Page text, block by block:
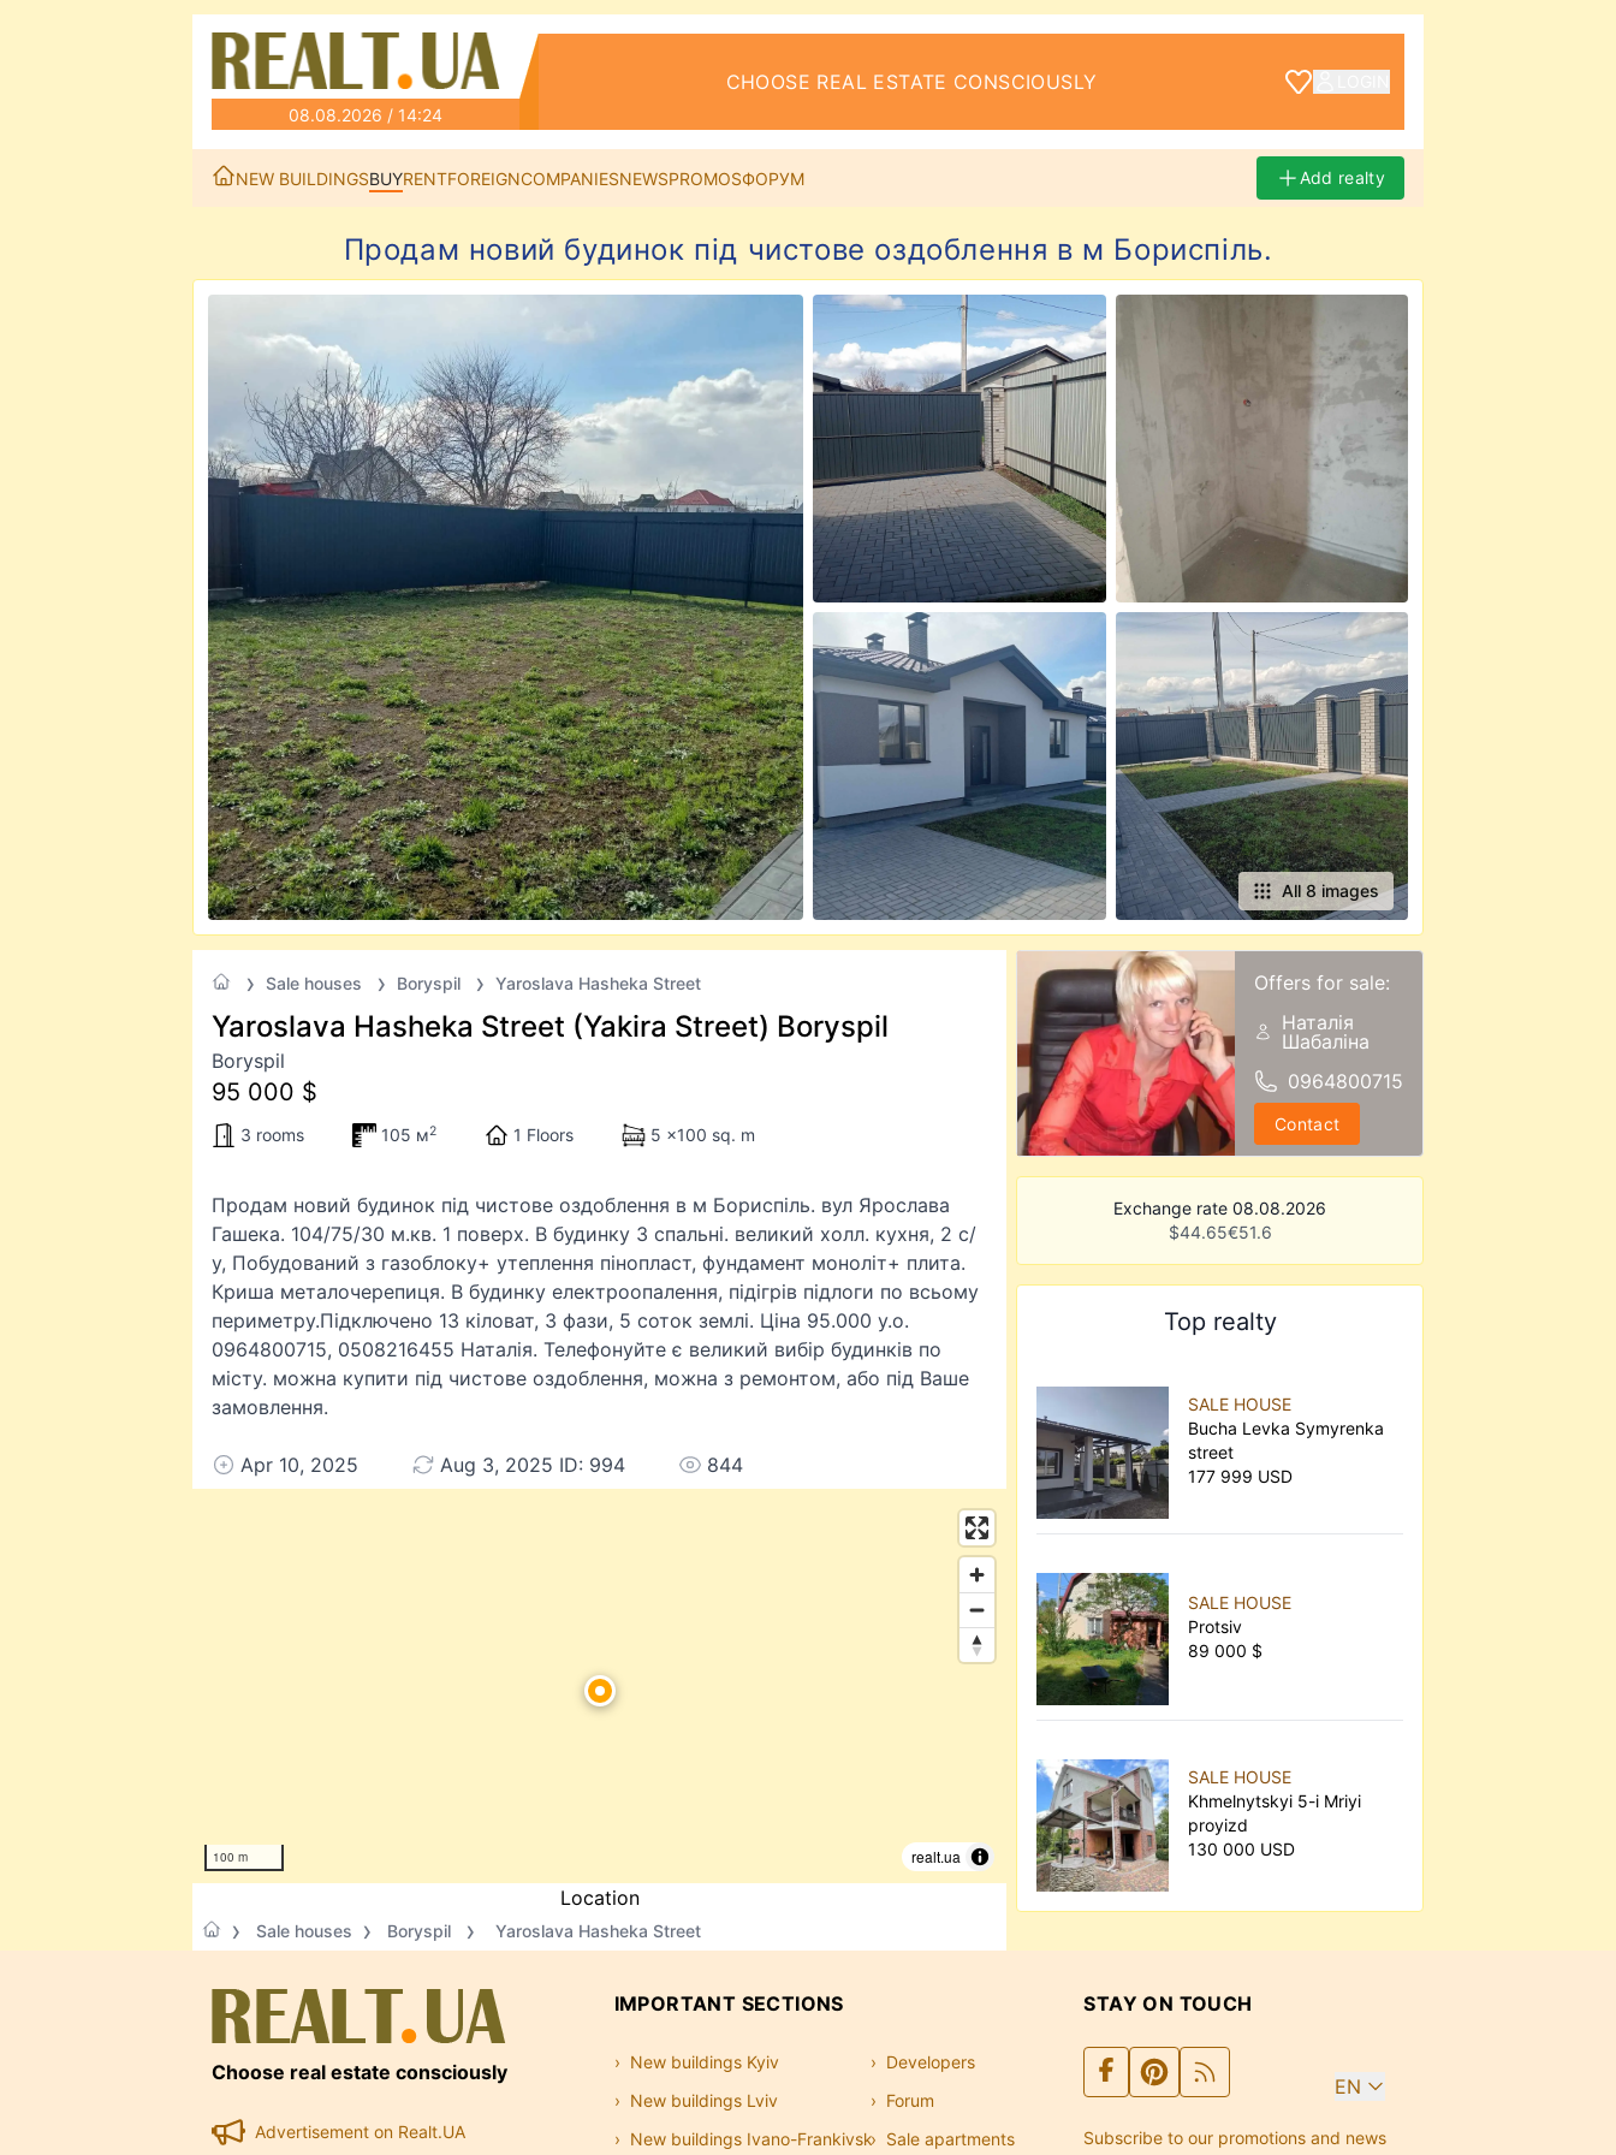
08.08.2026 / 14:24
CHOOSE REAL ESTATE CONSCIOUSLY
NEW BUILDINGSBUYRENTFOREIGNCOMPANIESNEWSPROMOSФОРУМ Add realty
Продам новий будинок під чистове оздоблення в м Бориспіль.
All 8 images
Sale houses Boryspil Yaroslava Hasheka Street
Yaroslava Hasheka Street (Yakira Street) Boryspil
Boryspil
95 000 $
3 rooms 105 м2 1 Floors 5 x100 sq. m
Продам новий будинок під чистове оздоблення в м Бориспіль. вул Ярослава
Гашека. 104/75/30 м.кв. 1 поверх. В будинку 3 спальні. великий холл. кухня, 2 с/
у, Побудований з газоблоку+ утеплення пінопласт, фундамент моноліт+ плита.
Криша металочерепиця. В будинку електроопалення, підігрів підлоги по всьому
периметру.Підключено 13 кіловат, 3 фази, 5 соток землі. Ціна 95.000 у.о.
0964800715, 0508216455 Наталія. Телефонуйте є великий вибір будинків по
місту. можна купити під чистове оздоблення, можна з ремонтом, або під Ваше
замовлення.
Apr 10, 2025 Aug 3, 2025 ID: 994 844
100 m realt.ua
Location
Sale houses Boryspil Yaroslava Hasheka Street
Offers for sale:
Наталія
Шабаліна
0964800715
Contact
Exchange rate 08.08.2026
$44.65€51.6
Top realty
SALE HOUSE
Bucha Levka Symyrenka
street
177 999 USD
SALE HOUSE
Protsiv
89 000 $
SALE HOUSE
Khmelnytskyi 5-i Mriyi
proyizd
130 000 USD
Choose real estate consciously
Advertisement on Realt.UA
IMPORTANT SECTIONS
New buildings Kyiv
New buildings Lviv
New buildings Ivano-Frankivsk
Developers
Forum
Sale apartments
STAY ON TOUCH
EN
Subscribe to our promotions and news